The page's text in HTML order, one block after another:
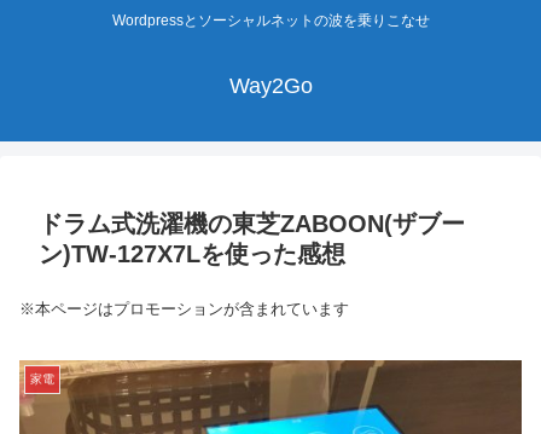
Wordpressとソーシャルネットの波を乗りこなせ
Way2Go
ドラム式洗濯機の東芝ZABOON(ザブー
ン)TW-127X7Lを使った感想
※本ページはプロモーションが含まれています
家電